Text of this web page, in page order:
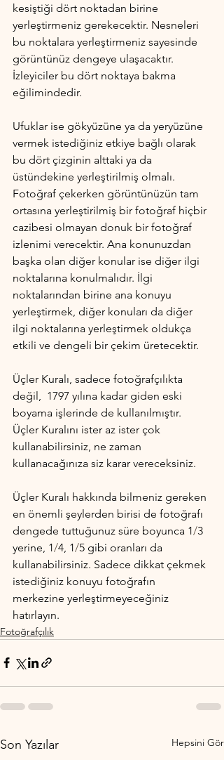
kesiştiği dört noktadan birine
yerleştirmeniz gerekecektir. Nesneleri
bu noktalara yerleştirmeniz sayesinde
görüntünüz dengeye ulaşacaktır.
İzleyiciler bu dört noktaya bakma
eğilimindedir.
Ufuklar ise gökyüzüne ya da yeryüzüne
vermek istediğiniz etkiye bağlı olarak
bu dört çizginin alttaki ya da
üstündekine yerleştirilmiş olmalı.
Fotoğraf çekerken görüntünüzün tam
ortasına yerleştirilmiş bir fotoğraf hiçbir
cazibesi olmayan donuk bir fotoğraf
izlenimi verecektir. Ana konunuzdan
başka olan diğer konular ise diğer ilgi
noktalarına konulmalıdır. İlgi
noktalarından birine ana konuyu
yerleştirmek, diğer konuları da diğer
ilgi noktalarına yerleştirmek oldukça
etkili ve dengeli bir çekim üretecektir.
Üçler Kuralı, sadece fotoğrafçılıkta
değil,  1797 yılına kadar giden eski
boyama işlerinde de kullanılmıştır.
Üçler Kuralını ister az ister çok
kullanabilirsiniz, ne zaman
kullanacağınıza siz karar vereceksiniz.
Üçler Kuralı hakkında bilmeniz gereken
en önemli şeylerden birisi de fotoğrafı
dengede tuttuğunuz süre boyunca 1/3
yerine, 1/4, 1/5 gibi oranları da
kullanabilirsiniz. Sadece dikkat çekmek
istediğiniz konuyu fotoğrafın
merkezine yerleştirmeyeceğiniz
hatırlayın.
Fotoğrafçılık
Son Yazılar Hepsini Gör